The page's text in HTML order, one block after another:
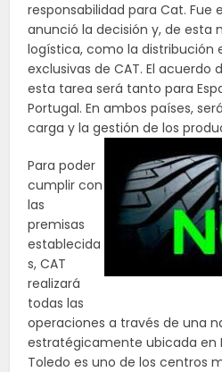
responsabilidad para Cat. Fue
anunció la decisión y, de esta
logística, como la distribución
exclusivas de CAT. El
esta tarea será tanto para
Portugal. En ambos países,
carga y la gestión de los
Para poder
cumplir con
las
premisas
establecida
s, CAT
realizará
todas las
operaciones a través de una
estratégicamente ubicada en
Toledo es uno de los centros